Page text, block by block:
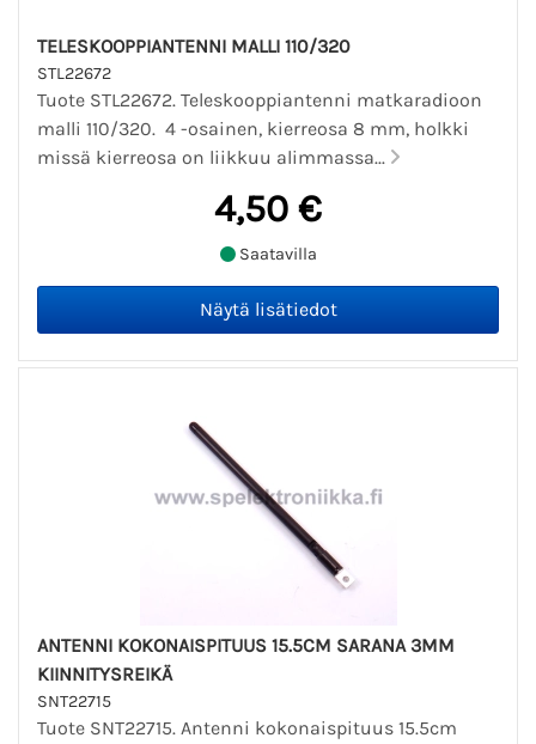
TELESKOOPPIANTENNI MALLI 110/320
STL22672
Tuote STL22672. Teleskooppiantenni matkaradioon
malli 110/320. 4 -osainen, kierreosa 8 mm, holkki
missä kierreosa on liikkuu alimmassa...
4,50 €
Saatavilla
ANTENNI KOKONAISPITUUS 15.5CM SARANA 3MM
KIINNITYSREIKÄ
SNT22715
Tuote SNT22715. Antenni kokonaispituus 15.5cm